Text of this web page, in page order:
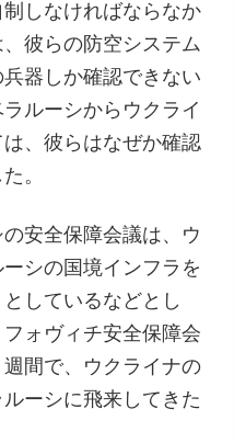
しなければならなか
彼らの防空システム
器しか確認できない
ルーシからウクライ
、彼らはなぜか確認
。
安全保障会議は、ウ
シの国境インフラを
しているなどとし
ォヴィチ安全保障会
間で、ウクライナの
ーシに飛来してきた